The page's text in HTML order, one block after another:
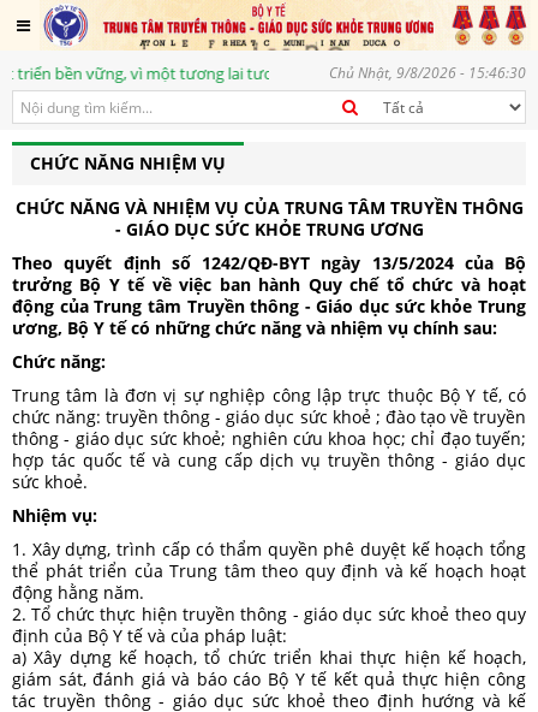
bền vững, vì một tương lai tươi sáng Chủ Nhật, 9/8/2026 - 15:46:30
CHỨC NĂNG NHIỆM VỤ
CHỨC NĂNG VÀ NHIỆM VỤ CỦA TRUNG TÂM TRUYỀN THÔNG
- GIÁO DỤC SỨC KHỎE TRUNG ƯƠNG
Theo quyết định số 1242/QĐ-BYT ngày 13/5/2024 của Bộ
trưởng Bộ Y tế về việc ban hành Quy chế tổ chức và hoạt
động của Trung tâm Truyền thông - Giáo dục sức khỏe Trung
ương, Bộ Y tế có những chức năng và nhiệm vụ chính sau:
Chức năng:
Trung tâm là đơn vị sự nghiệp công lập trực thuộc Bộ Y tế, có
chức năng: truyền thông - giáo dục sức khoẻ ; đào tạo về truyền
thông - giáo dục sức khoẻ; nghiên cứu khoa học; chỉ đạo tuyến;
hợp tác quốc tế và cung cấp dịch vụ truyền thông - giáo dục
sức khoẻ.
Nhiệm vụ:
1. Xây dựng, trình cấp có thẩm quyền phê duyệt kế hoạch tổng
thể phát triển của Trung tâm theo quy định và kế hoạch hoạt
động hằng năm.
2. Tổ chức thực hiện truyền thông - giáo dục sức khoẻ theo quy
định của Bộ Y tế và của pháp luật:
a) Xây dựng kế hoạch, tổ chức triển khai thực hiện kế hoạch,
giám sát, đánh giá và báo cáo Bộ Y tế kết quả thực hiện công
tác truyền thông - giáo dục sức khoẻ theo định hướng và kế